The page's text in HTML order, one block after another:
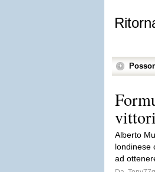
Alberto
londinese
ad